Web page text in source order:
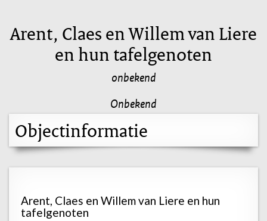
Arent, Claes en Willem van Liere
en hun tafelgenoten
onbekend
Onbekend
Objectinformatie
Arent, Claes en Willem van Liere en hun
tafelgenoten